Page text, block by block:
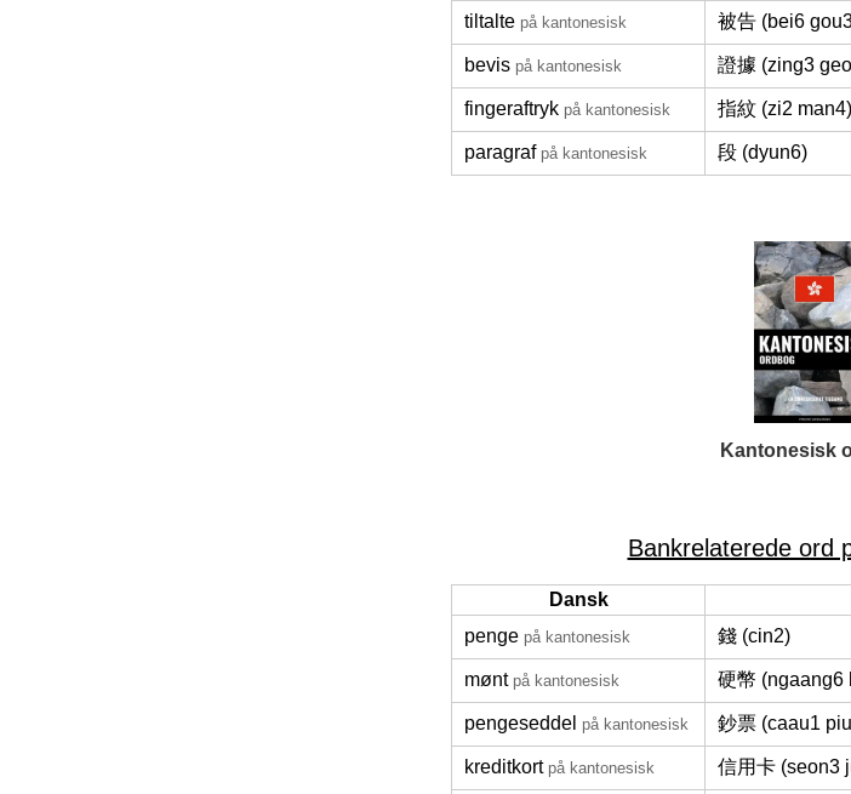
tiltalte på kantonesisk 被告 (bei6
bevis på kantonesisk 證據 (zing3
fingeraftryk på kantonesisk 指紋 (zi2 man4)
paragraf på kantonesisk 段 (dyun6)
Kantonesisk
Bankrelaterede ord
Dansk
penge på kantonesisk 錢 (cin2)
mønt på kantonesisk 硬幣 (ngaang6
pengeseddel på kantonesisk 鈔票 (caau1
kreditkort på kantonesisk 信用卡 (seon3